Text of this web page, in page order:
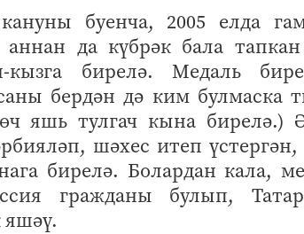
буенча, 2005 елда
да күбрәк бала
кызга бирелә. Медаль
бердән дә ким булмаска
яшь тулгач кына бирелә.)
шәхес итеп үстергән,
бирелә. Болардан кала,
гражданы булып,
яшәү.